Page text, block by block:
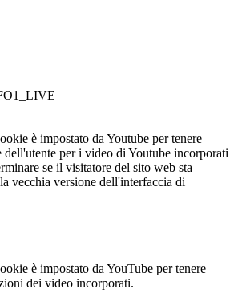
è impostato da Youtube per tenere
dell'utente per i video di Youtube incorporati
se il visitatore del sito web sta
vecchia versione dell'interfaccia di
è impostato da YouTube per tenere
dei video incorporati.